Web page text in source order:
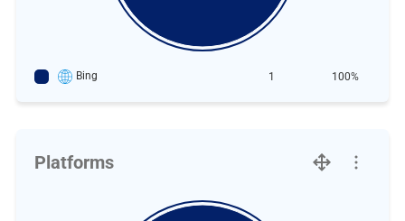
Bing 1 100%
Platforms